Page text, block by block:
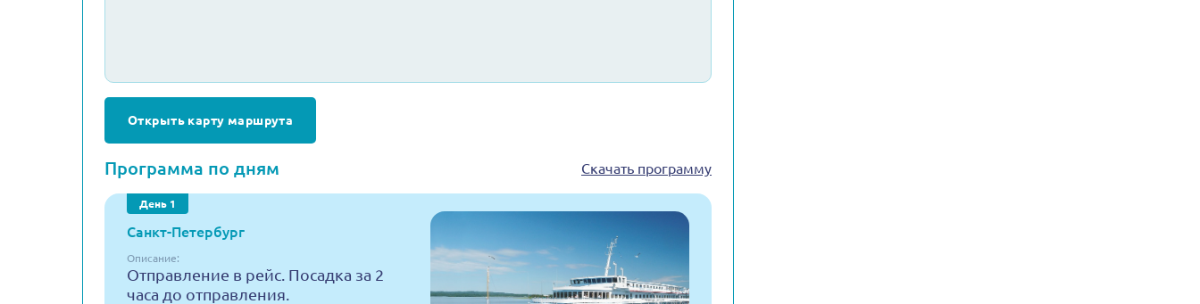
Открыть карту маршрута
Программа по дням Скачать программу
День 1
Санкт-Петербург
Описание:
Отправление в рейс. Посадка за 2
часа до отправления.